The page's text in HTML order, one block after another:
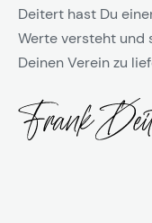
Deitert hast Du
Werte versteht und
Deinen Verein zu